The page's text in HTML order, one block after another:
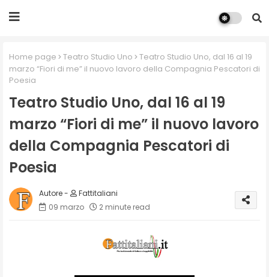
Home page Teatro Studio Uno
Teatro Studio Uno, dal 16 al 19
marzo “Fiori di me” il nuovo lavoro della Compagnia Pescatori di
Poesia
Teatro Studio Uno, dal 16 al 19
marzo “Fiori di me” il nuovo lavoro
della Compagnia Pescatori di
Poesia
Fattitaliani
09 marzo
2 minute read